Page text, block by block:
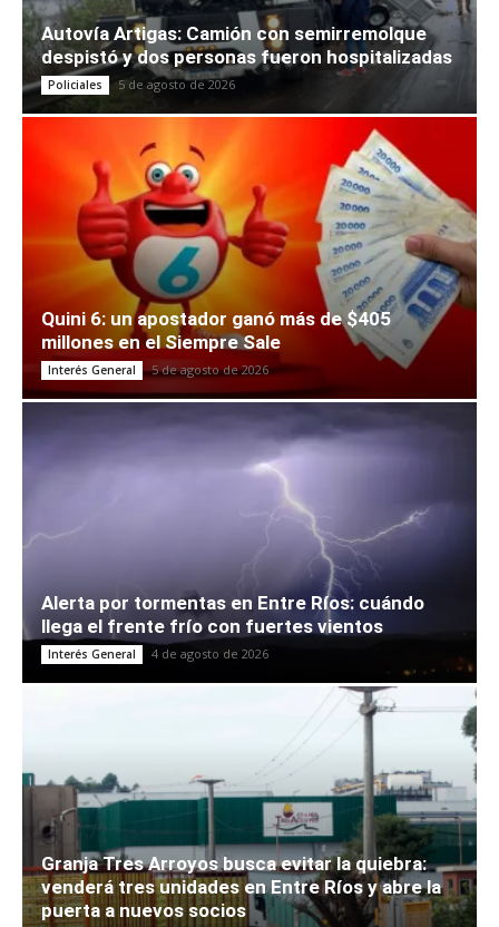
Autovía Artigas: Camión con semirremolque
despistó y dos personas fueron hospitalizadas
Policiales 5 de agosto de 2026
Quini 6: un apostador ganó más de $405
millones en el Siempre Sale
Interés General 5 de agosto de 2026
Alerta por tormentas en Entre Ríos: cuándo
llega el frente frío con fuertes vientos
Interés General 4 de agosto de 2026
Granja Tres Arroyos busca evitar la quiebra:
venderá tres unidades en Entre Ríos y abre la
puerta a nuevos socios